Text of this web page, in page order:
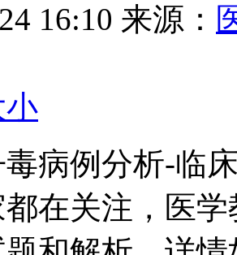
16:10 来源：
小
病例分析-临
在关注，医